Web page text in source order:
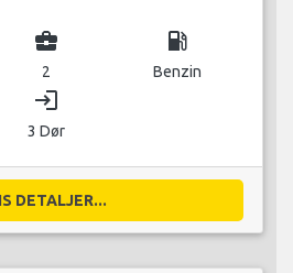
business_center
2
local_gas_station
Benzin
login
3 Dør
DETALJER...